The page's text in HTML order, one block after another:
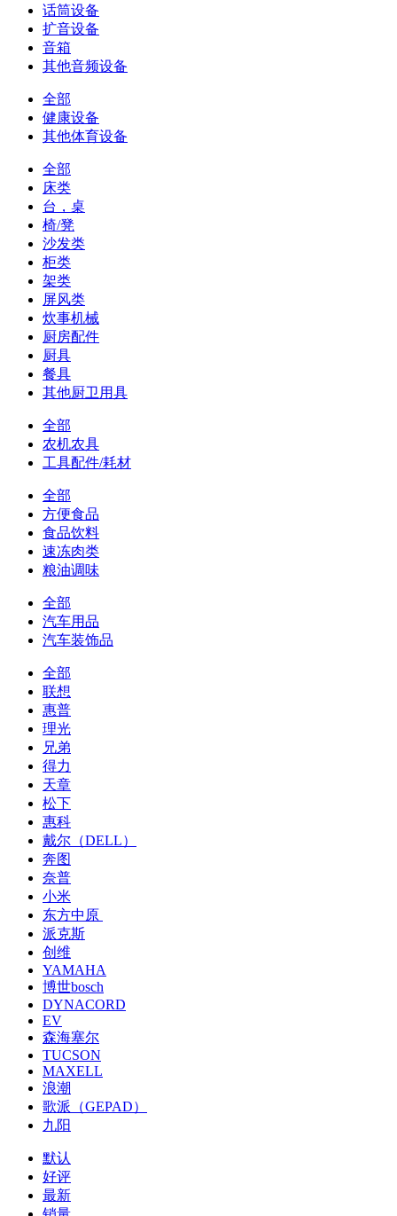
话筒设备
扩音设备
音箱
其他音频设备
全部
健康设备
其他体育设备
全部
床类
台，桌
椅/凳
沙发类
柜类
架类
屏风类
炊事机械
厨房配件
厨具
餐具
其他厨卫用具
全部
农机农具
工具配件/耗材
全部
方便食品
食品饮料
速冻肉类
粮油调味
全部
汽车用品
汽车装饰品
全部
联想
惠普
理光
兄弟
得力
天章
松下
惠科
戴尔（DELL）
奔图
奈普
小米
东方中原
派克斯
创维
YAMAHA
博世bosch
DYNACORD
EV
森海塞尔
TUCSON
MAXELL
浪潮
歌派（GEPAD）
九阳
默认
好评
最新